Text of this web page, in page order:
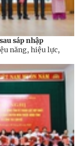
sáp nhập
năng, hiệu lực,